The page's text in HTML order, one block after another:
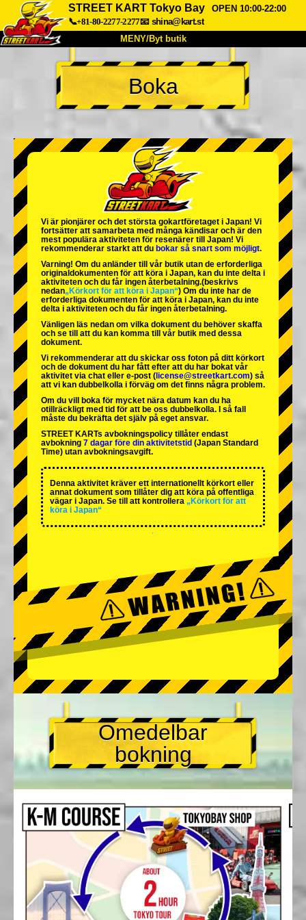
STREET KART Tokyo Bay
OPEN 10:00-22:00
📞+81-80-2277-2277📧 shina@kart.st
MENY/Byt butik
HEM
Om oss Specifikationer Pris
Företag Boka
Byt butik
Tokyo Shinagawa Tokyo Akihabara#1
Tokyo Akihabara#2
Tokyo Shibuya Annex Tokyo Bay
Tokyo Asakusa Osaka
Okinawa
Boka
Vi är pionjärer och det största gokartföretaget i Japan! Vi
fortsätter att samarbeta med många kändisar och är den
mest populära aktiviteten för resenärer till Japan! Vi
rekommenderar starkt att du bokar så snart som möjligt.
Varning! Om du anländer till vår butik utan de erforderliga
originaldokumenten för att köra i Japan, kan du inte delta i
aktiviteten och du får ingen återbetalning.(beskrivs
nedan„Körkort för att köra i Japan“) Om du inte har de
erforderliga dokumenten för att köra i Japan, kan du inte
delta i aktiviteten och du får ingen återbetalning.
Vänligen läs nedan om vilka dokument du behöver skaffa
och se till att du kan komma till vår butik med dessa
dokument.
Vi rekommenderar att du skickar oss foton på ditt körkort
och de dokument du har fått efter att du har bokat vår
aktivitet via chat eller e-post ( license@streetkart.com) så
att vi kan dubbelkolla i förväg om det finns några problem.
Om du vill boka för mycket nära datum kan du ha
otillräckligt med tid för att be oss dubbelkolla. I så fall
måste du bekräfta det själv på eget ansvar.
STREET KARTs avbokningspolicy tillåter endast
avbokning 7 dagar före din aktivitetstid (Japan Standard
Time) utan avbokningsavgift.
Denna aktivitet kräver ett internationellt körkort eller
annat dokument som tillåter dig att köra på offentliga
vägar i Japan. Se till att kontrollera „Körkort för att
köra i Japan“
Omedelbar
bokning